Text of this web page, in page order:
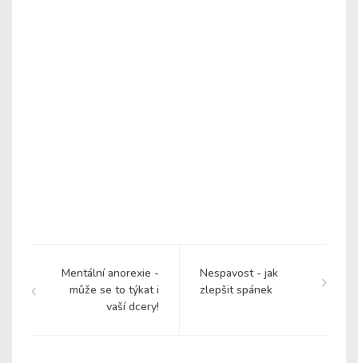
Mentální anorexie -
může se to týkat i
vaší dcery!
Nespavost - jak
zlepšit spánek